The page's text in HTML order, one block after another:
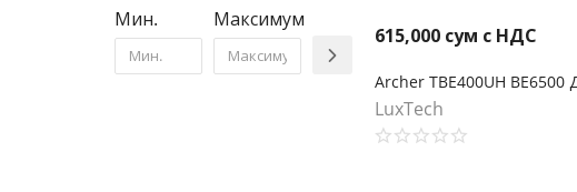
Мин. Максимум
615,000 сум с НДС
LuxTech